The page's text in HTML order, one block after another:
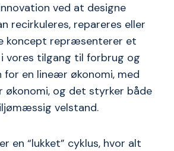
ved at designe
recirkuleres, repareres eller
koncept repræsenterer et
vores tilgang til forbrug og
for en lineær økonomi, med
og det styrker både
velstand.
en “lukket” cyklus, hvor alt